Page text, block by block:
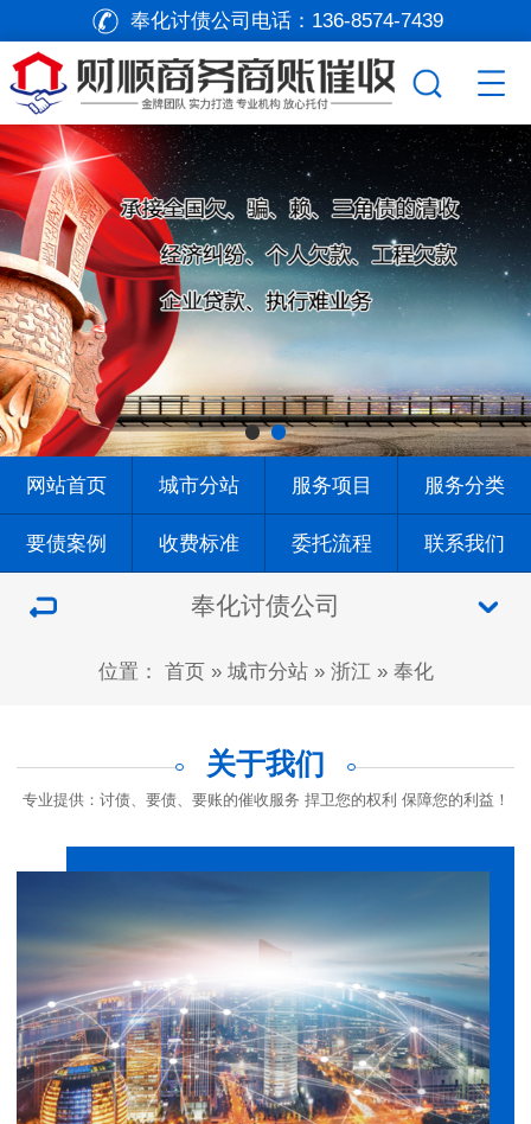
网站首页 城市分站 服务项目 服务分类
要债案例 收费标准 委托流程 联系我们
奉化讨债公司电话： 136-8574-7439
奉化讨债公司
位置： 首页» 城市分站» 浙江» 奉化
关于我们
专业提供：讨债、要债、要账的催收服务 捍卫您的权利 保障您的利益！